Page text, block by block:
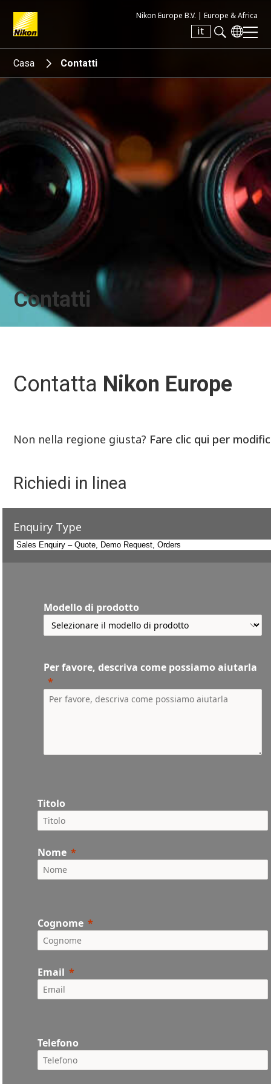
Nikon Europe B.V. | Europe & Africa
it
Search keyword(s)
Casa Contatti
Contatti
Contatta Nikon Europe
Non nella regione giusta? Fare clic qui per
Richiedi in linea
Enquiry Type
Modello di prodotto
Per favore, descriva come possiamo aiutarla
Titolo
Nome
Cognome
Email
Telefono